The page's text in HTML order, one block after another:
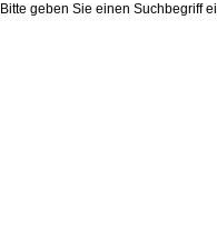
Bitte geben Sie einen Suchbegriff